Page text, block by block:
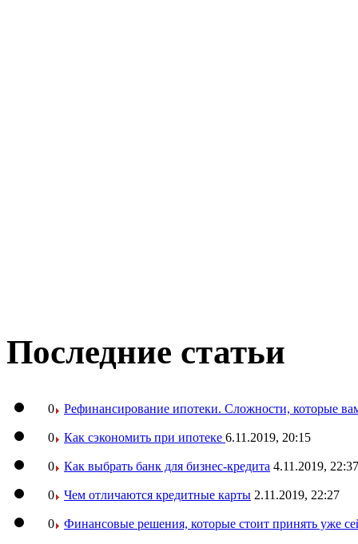
Последние статьи
0 Рефинансирование ипотеки. Сложности, которые
0 Как сэкономить при ипотеке 6.11.2019, 20:15
0 Как выбрать банк для бизнес-кредита 4.11.2019, 22:37
0 Чем отличаются кредитные карты 2.11.2019, 22:27
0 Финансовые решения, которые стоит принять уже